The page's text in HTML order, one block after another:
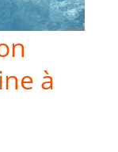
à